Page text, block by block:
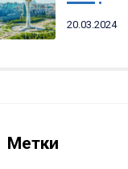
20.03.2024
Метки